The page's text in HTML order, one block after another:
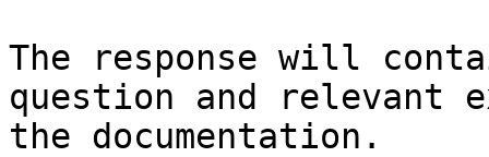
The response will
question and relevant
the documentation.